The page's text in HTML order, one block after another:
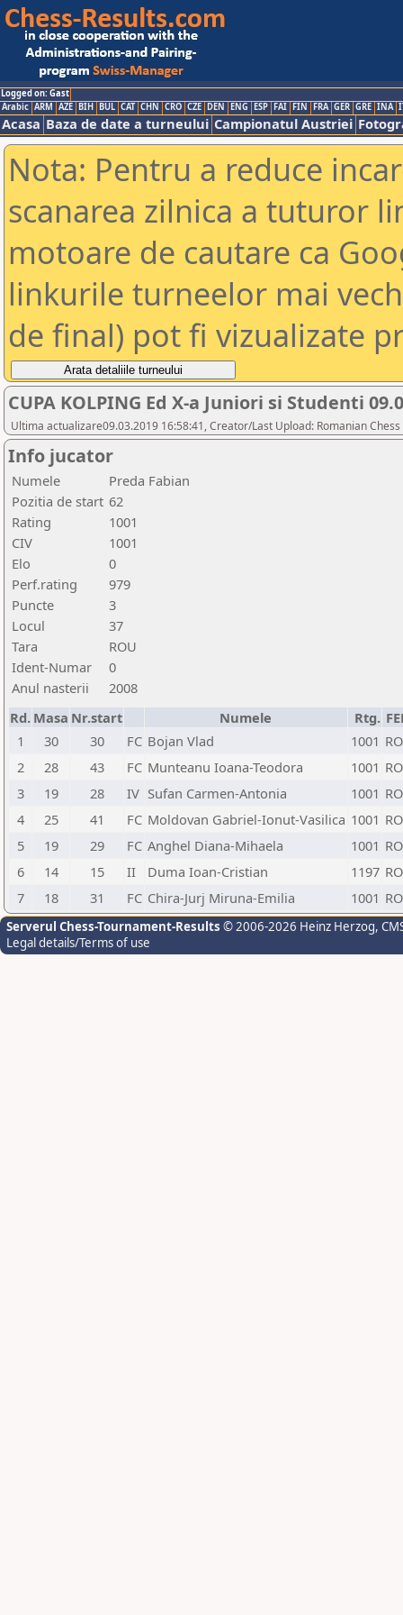
Logged on: Gast
Arabic ARM AZE BIH BUL CAT CHN CRO CZE DEN ENG ESP FAI FIN FRA GER GRE INA
Acasa Baza de date a turneului Campionatul Austriei
Nota: Pentru a reduce
scanarea zilnica a tuturor
motoare de cautare ca
linkurile turneelor mai
de final) pot fi vizualizate
CUPA KOLPING Ed X-a Juniori si Studenti
Ultima actualizare09.03.2019 16:58:41, Creator/Last Upload: Romanian
Info jucator
Numele
Preda Fabian
Pozitia de start 62
Rating
1001
CIV
1001
Elo
0
Perf.rating
979
Puncte
3
Locul
37
Tara
ROU
Ident-Numar
0
Anul nasterii
2008
Rd. Masa Nr.start Numele Rtg.
1
30 30 FC Bojan Vlad 1001
2
28 43 FC Munteanu Ioana-Teodora 1001
3
19 28 IV Sufan Carmen-Antonia 1001
4
25 41 FC Moldovan Gabriel-Ionut-Vasilica 1001
5
19 29 FC Anghel Diana-Mihaela 1001
6
14 15 II Duma Ioan-Cristian 1197
7
18 31 FC Chira-Jurj Miruna-Emilia 1001
Serverul Chess-Tournament-Results © 2006-2026 Heinz Herzog,
Legal details/Terms of use